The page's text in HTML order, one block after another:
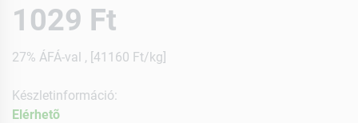
1029 Ft
27% ÁFÁ-val , [41160 Ft/kg]
Készletinformáció:
Elérhetõ